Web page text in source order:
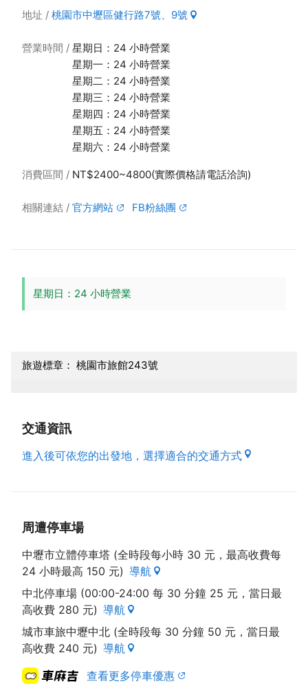
地址 桃園市中壢區健行路7號、9號
營業時間
星期日：24 小時營業
星期一：24 小時營業
星期二：24 小時營業
星期三：24 小時營業
星期四：24 小時營業
星期五：24 小時營業
星期六：24 小時營業
消費區間 NT$2400~4800(實際價格請電話洽詢)
相關連結 官方網站 FB粉絲團
星期日：24 小時營業
旅遊標章： 桃園市旅館243號
交通資訊
進入後可依您的出發地，選擇適合的交通方式
周遭停車場
中壢市立體停車塔 (全時段每小時 30 元，最高收費每
24 小時最高 150 元) 導航
中北停車場 (00:00-24:00 每 30 分鐘 25 元，當日最
高收費 280 元) 導航
城市車旅中壢中北 (全時段每 30 分鐘 50 元，當日最
高收費 240 元) 導航
查看更多停車優惠